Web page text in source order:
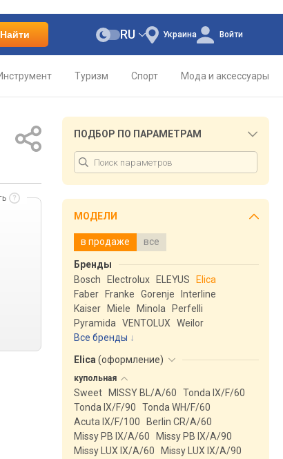
Найти Украина
RU Войти
Туризм Спорт Мода и аксессуары
ПОДБОР ПО ПАРАМЕТРАМ
МОДЕЛИ
в продаже все
Бренды
Bosch
Electrolux ELEYUS
Elica
Faber
Franke Gorenje
Interline
Kaiser
Miele Minola
Perfelli
Pyramida
VENTOLUX
Weilor
Все бренды
Elica (оформление)
купольная
Sweet MISSY BL/A/60
Tonda IX/F/60
Tonda IX/F/90
Tonda WH/F/60
Acuta IX/F/100
Berlin CR/A/60
Missy PB IX/A/60
Missy PB IX/A/90
Missy LUX IX/A/60
Missy LUX IX/A/90